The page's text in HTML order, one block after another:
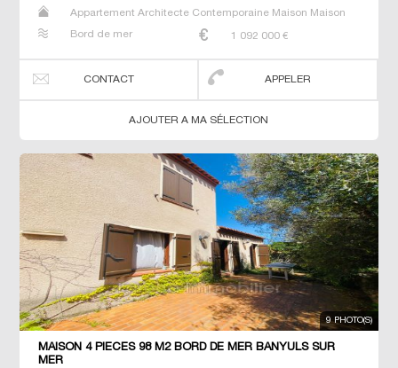
Appartement Architecte Contemporaine Maison Maison
Bord de mer
1 092 000 €
CONTACT APPELER
AJOUTER A MA SÉLECTION
9 PHOTO(S)
MAISON 4 PIECES 98 M2 BORD DE MER BANYULS SUR
MER